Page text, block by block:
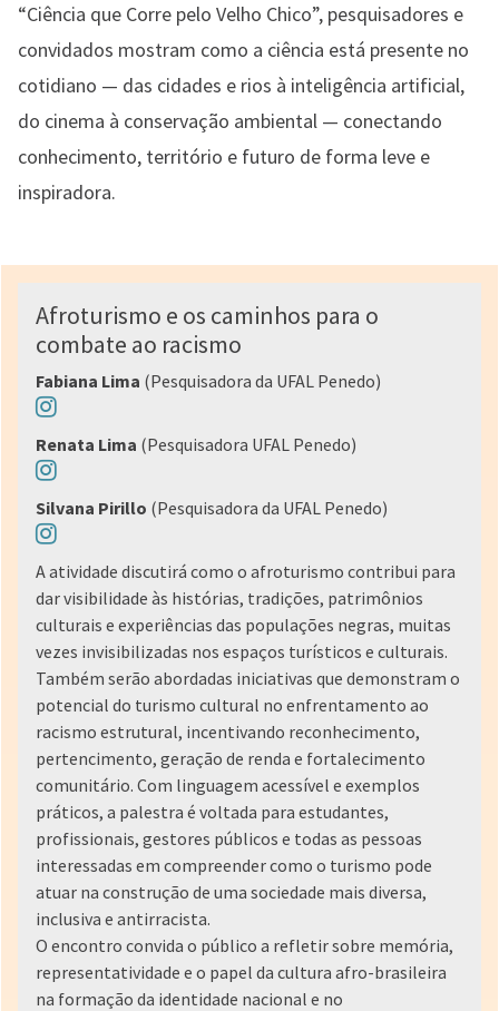
“Ciência que Corre pelo Velho Chico”, pesquisadores e
convidados mostram como a ciência está presente no
cotidiano — das cidades e rios à inteligência artificial,
do cinema à conservação ambiental — conectando
conhecimento, território e futuro de forma leve e
inspiradora.
Afroturismo e os caminhos para o
combate ao racismo
Fabiana Lima (Pesquisadora da UFAL Penedo)
Renata Lima (Pesquisadora UFAL Penedo)
Silvana Pirillo (Pesquisadora da UFAL Penedo)
A atividade discutirá como o afroturismo contribui para
dar visibilidade às histórias, tradições, patrimônios
culturais e experiências das populações negras, muitas
vezes invisibilizadas nos espaços turísticos e culturais.
Também serão abordadas iniciativas que demonstram o
potencial do turismo cultural no enfrentamento ao
racismo estrutural, incentivando reconhecimento,
pertencimento, geração de renda e fortalecimento
comunitário. Com linguagem acessível e exemplos
práticos, a palestra é voltada para estudantes,
profissionais, gestores públicos e todas as pessoas
interessadas em compreender como o turismo pode
atuar na construção de uma sociedade mais diversa,
inclusiva e antirracista.
O encontro convida o público a refletir sobre memória,
representatividade e o papel da cultura afro-brasileira
na formação da identidade nacional e no